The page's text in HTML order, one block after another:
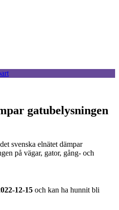
gatubelysningen
svenska elnätet dämpar
på vägar, gator, gång- och
12-15 och kan ha hunnit bli